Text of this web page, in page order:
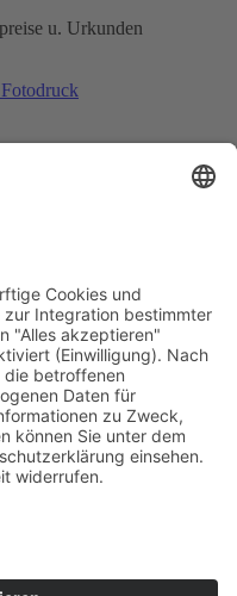
u. Urkunden
/Pokale